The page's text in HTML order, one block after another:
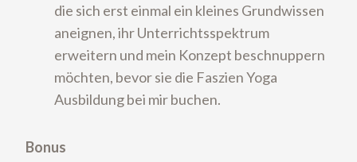
die sich erst einmal ein kleines Grundwissen
aneignen, ihr Unterrichtsspektrum
erweitern und mein Konzept beschnuppern
möchten, bevor sie die Faszien Yoga
Ausbildung bei mir buchen.
Bonus